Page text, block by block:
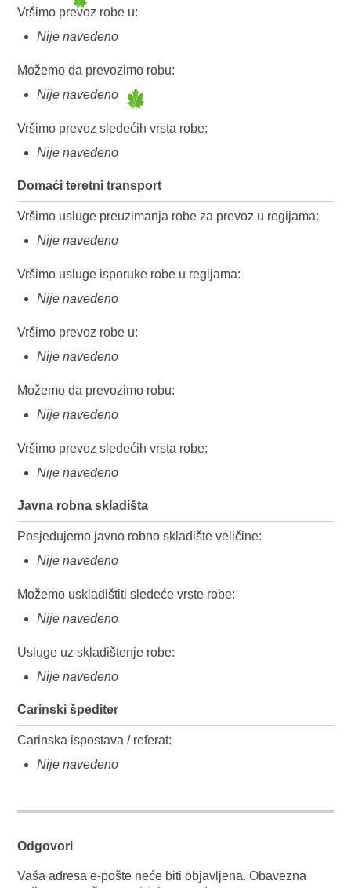
Vršimo prevoz robe u:
Nije navedeno
Možemo da prevozimo robu:
Nije navedeno
Vršimo prevoz sledećih vrsta robe:
Nije navedeno
Domaći teretni transport
Vršimo usluge preuzimanja robe za prevoz u regijama:
Nije navedeno
Vršimo usluge isporuke robe u regijama:
Nije navedeno
Vršimo prevoz robe u:
Nije navedeno
Možemo da prevozimo robu:
Nije navedeno
Vršimo prevoz sledećih vrsta robe:
Nije navedeno
Javna robna skladišta
Posjedujemo javno robno skladište veličine:
Nije navedeno
Možemo uskladištiti sledeće vrste robe:
Nije navedeno
Usluge uz skladištenje robe:
Nije navedeno
Carinski špediter
Carinska ispostava / referat:
Nije navedeno
Odgovori
Vaša adresa e-pošte neće biti objavljena. Obavezna